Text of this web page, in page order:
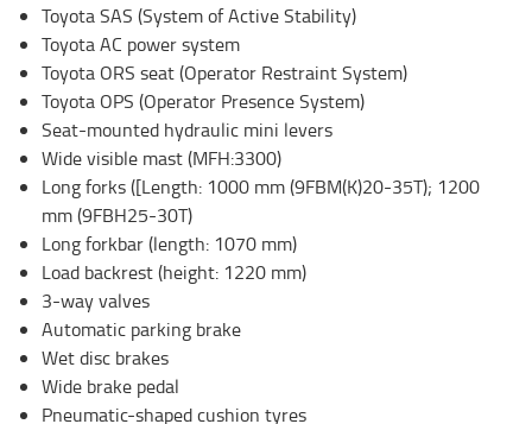
Toyota SAS (System of Active Stability)
Toyota AC power system
Toyota ORS seat (Operator Restraint System)
Toyota OPS (Operator Presence System)
Seat-mounted hydraulic mini levers
Wide visible mast (MFH:3300)
Long forks ([Length: 1000 mm (9FBM(K)20-35T); 1200
mm (9FBH25-30T)
Long forkbar (length: 1070 mm)
Load backrest (height: 1220 mm)
3-way valves
Automatic parking brake
Wet disc brakes
Wide brake pedal
Pneumatic-shaped cushion tyres